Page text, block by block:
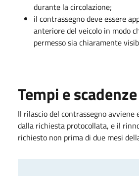
durante la circolazione;
il contrassegno deve essere
anteriore del veicolo in modo
permesso sia chiaramente
Tempi e scadenze
Il rilascio del contrassegno
dalla richiesta protocollata, e il
richiesto non prima di due mesi